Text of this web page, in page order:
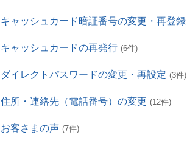
キャッシュカード暗証番号の変更・再登録
キャッシュカードの再発行 (6件)
ダイレクトパスワードの変更・再設定 (3件)
住所・連絡先（電話番号）の変更 (12件)
お客さまの声 (7件)